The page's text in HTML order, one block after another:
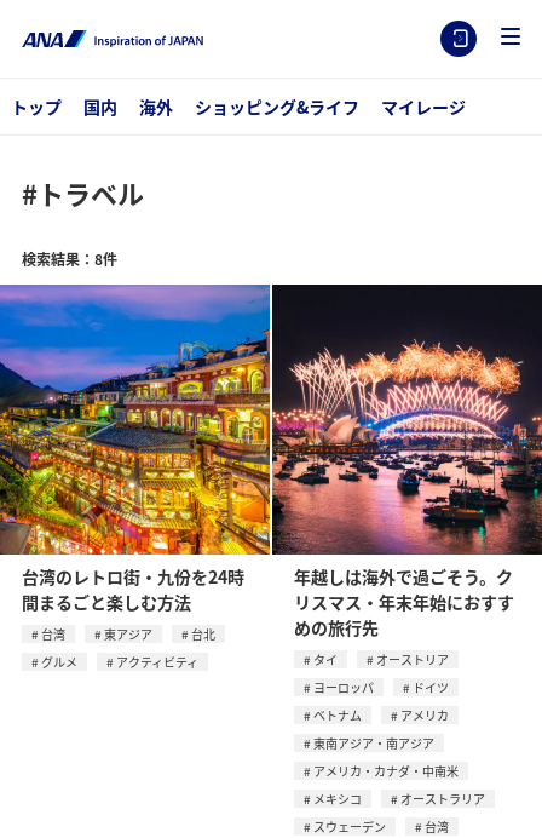
トップ 国内 海外 ショッピング&ライフ マイレージ
#トラベル
検索結果：8件
台湾のレトロ街・九份を24時
間まるごと楽しむ方法
台湾 東アジア
台北
グルメ
アクティビティ
年越しは海外で過ごそう。ク
リスマス・年末年始におすす
めの旅行先
タイ
オーストリア
ヨーロッパ
ドイツ
ベトナム
アメリカ
東南アジア・南アジア
アメリカ・カナダ・中南米
メキシコ
オーストラリア
スウェーデン
台湾